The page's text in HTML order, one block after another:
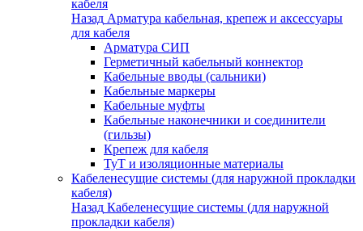
кабеля
Назад Арматура кабельная, крепеж и аксессуары
для кабеля
Арматура СИП
Герметичный кабельный коннектор
Кабельные вводы (сальники)
Кабельные маркеры
Кабельные муфты
Кабельные наконечники и соединители
(гильзы)
Крепеж для кабеля
ТуТ и изоляционные материалы
Кабеленесущие системы (для наружной прокладки
кабеля)
Назад Кабеленесущие системы (для наружной
прокладки кабеля)